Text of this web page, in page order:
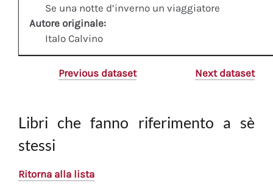
Se una notte d’inverno un viaggiatore
Autore originale:
Italo Calvino
Previous dataset Next dataset
Libri che fanno riferimento a sè
stessi
Ritorna alla lista